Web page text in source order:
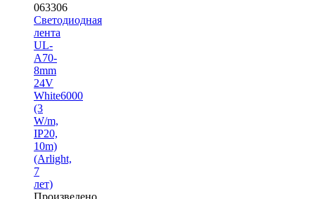
063306
Светодиодная
лента
UL-
A70-
8mm
24V
White6000
(3
W/m,
IP20,
10m)
(Arlight,
7
лет)
Произведено